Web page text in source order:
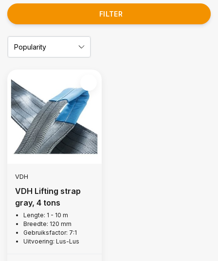
FILTER
VDH
VDH Lifting strap
gray, 4 tons
Lengte: 1 - 10 m
Breedte: 120 mm
Gebruiksfactor: 7:1
Uitvoering: Lus-Lus